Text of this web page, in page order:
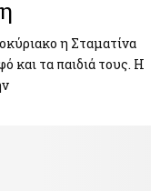
η Σταματίνα
και τα παιδιά τους. Η